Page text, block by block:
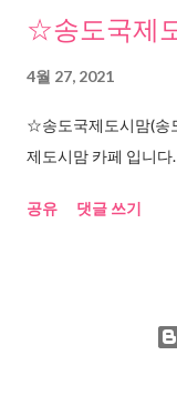
☆송도국제
4월 27, 2021
☆송도국제도시맘(송
제도시맘 카페 입니다.
공유 댓글 쓰기